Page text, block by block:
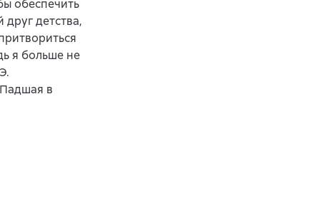
обеспечить
детства,
я больше не
в